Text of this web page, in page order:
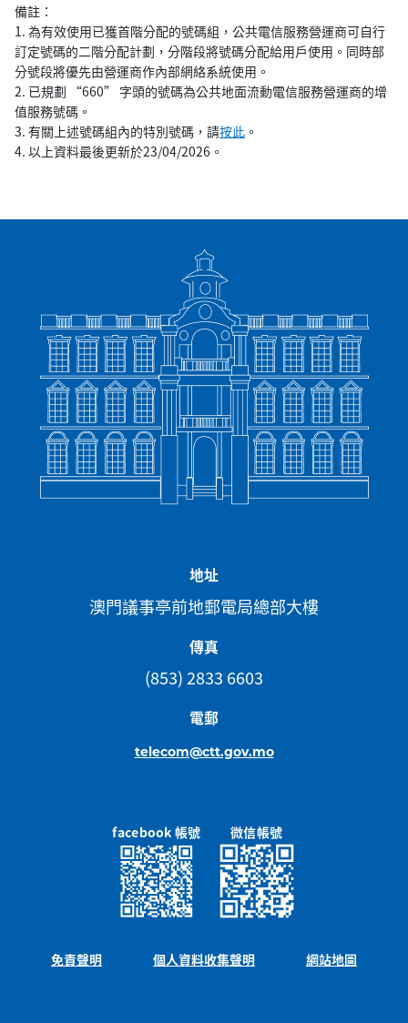
備註：
1. 為有效使用已獲首階分配的號碼組，公共電信服務營運商可自行
訂定號碼的二階分配計劃，分階段將號碼分配給用戶使用。同時部
分號段將優先由營運商作內部網絡系統使用。
2. 已規劃 “660” 字頭的號碼為公共地面流動電信服務營運商的增
值服務號碼。
3. 有關上述號碼組內的特別號碼，請按此 。
4. 以上資料最後更新於23/04/2026。
地址
澳門議事亭前地郵電局總部大樓
傳真
(853) 2833 6603
電郵
telecom@ctt.gov.mo
facebook 帳號 微信帳號
免責聲明 個人資料收集聲明 網站地圖